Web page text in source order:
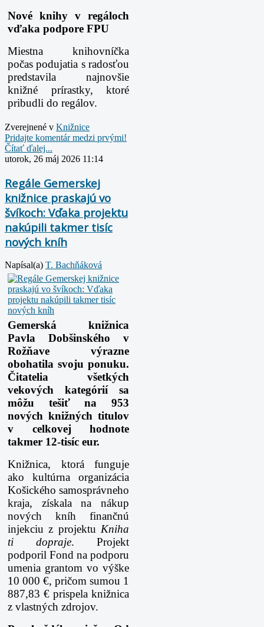
Nové knihy v regáloch
vďaka podpore FPU
Miestna knihovníčka
počas podujatia s radosťou
predstavila najnovšie
knižné prírastky, ktoré
pribudli do regálov.
Zverejnené v Knižnice
Pridajte komentár medzi prvými!
Čítať ďalej...
utorok, 26 máj 2026 11:14
Regále Gemerskej
knižnice praskajú vo
švíkoch: Vďaka projektu
nakúpili takmer tisíc
nových kníh
Napísal(a) T. Bachňáková
Gemerská knižnica
Pavla Dobšinského v
Rožňave výrazne
obohatila svoju ponuku.
Čitatelia všetkých
vekových kategórií sa
môžu tešiť na 953
nových knižných titulov
v celkovej hodnote
takmer 12-tisíc eur.
Knižnica, ktorá funguje
ako kultúrna organizácia
Košického samosprávneho
kraja, získala na nákup
nových kníh finančnú
injekciu z projektu Kniha
ti dopraje. Projekt
podporil Fond na podporu
umenia grantom vo výške
10 000 €, pričom sumou 1
887,83 € prispela knižnica
z vlastných zdrojov.